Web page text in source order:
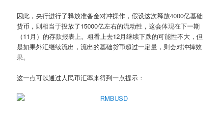
因此，央行进行了释放准备金对冲操作，假设这次释放4000亿基础
货币，则相当于投放了15000亿左右的流动性，这会体现在下一期
（11月）的存款报表上。粗看上去12月继续下跌的可能性不大，但
是如果外汇继续流出，流出的基础货币超过一定量，则会对冲掉效
果。
这一点可以通过人民币汇率来得到一点提示：